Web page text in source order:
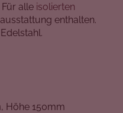
alle isolierten
enthalten.
Höhe 150mm